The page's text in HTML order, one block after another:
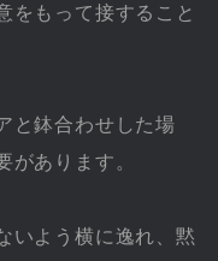
をもって接すること
と鉢合わせした場
があります。
いよう横に逸れ、黙